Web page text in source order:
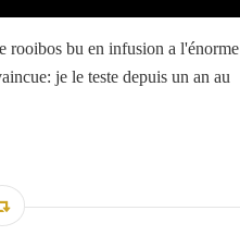
rooibos bu en infusion a l'énorme
je le teste depuis un an au